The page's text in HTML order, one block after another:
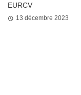
EURCV
13 décembre 2023